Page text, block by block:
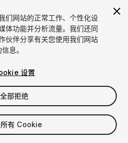
1/3
们网站的正常工作、个性化设
体功能并分析流量。我们还同
伙伴分享有关您使用我们网站
息。
设置
全部拒绝
有 Cookie